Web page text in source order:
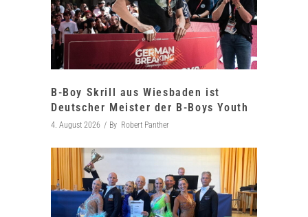
B-Boy Skrill aus Wiesbaden ist
Deutscher Meister der B-Boys Youth
4. August 2026 By Robert Panther